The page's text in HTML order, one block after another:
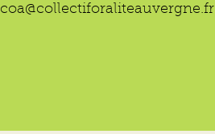
coa@collectiforaliteauvergne.fr